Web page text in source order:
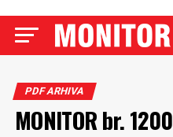
PDF ARHIVA
MONITOR br. 1200